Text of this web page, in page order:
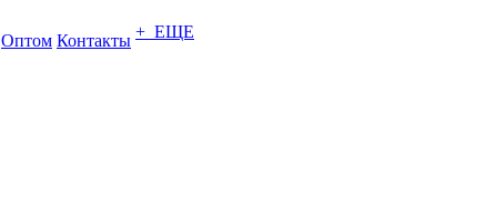
Оптом Контакты + ЕЩЕ